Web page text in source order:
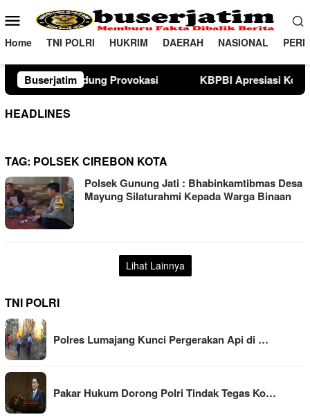
ke
konten
Menu
Mobile
Home TNI POLRI HUKRIM DAERAH NASIONAL
BuserjatimKBPBI Apresiasi Komitmen Kapolri Kawal
HEADLINES
TAG: POLSEK CIREBON KOTA
Polsek Gunung Jati : Bhabinkamtibmas Desa
Mayung Silaturahmi Kepada Warga Binaan
Lihat Lainnya
TNI POLRI
Polres Lumajang Kunci Pergerakan Api di …
Pakar Hukum Dorong Polri Tindak Tegas Ko…